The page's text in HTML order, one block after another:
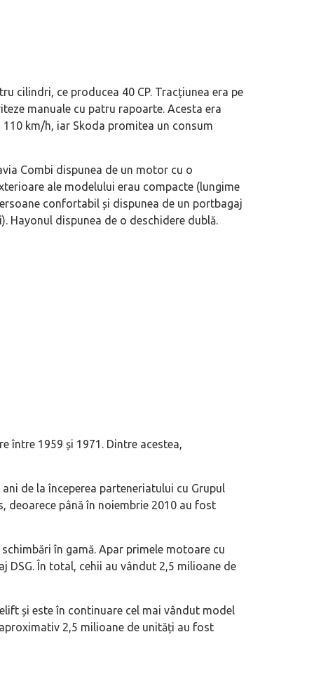
cilindri, ce producea 40 CP. Tracțiunea era pe
manuale cu patru rapoarte. Acesta era
km/h, iar Skoda promitea un consum
Combi dispunea de un motor cu o
ale modelului erau compacte (lungime
confortabil și dispunea de un portbagaj
Hayonul dispunea de o deschidere dublă.
între 1959 și 1971. Dintre acestea,
de la începerea parteneriatului cu Grupul
deoarece până în noiembrie 2010 au fost
în gamă. Apar primele motoare cu
DSG. În total, cehii au vândut 2,5 milioane de
și este în continuare cel mai vândut model
2,5 milioane de unități au fost